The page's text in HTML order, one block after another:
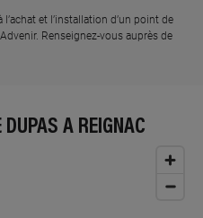
et l’installation d’un point de
Renseignez-vous auprès de
À REIGNAC